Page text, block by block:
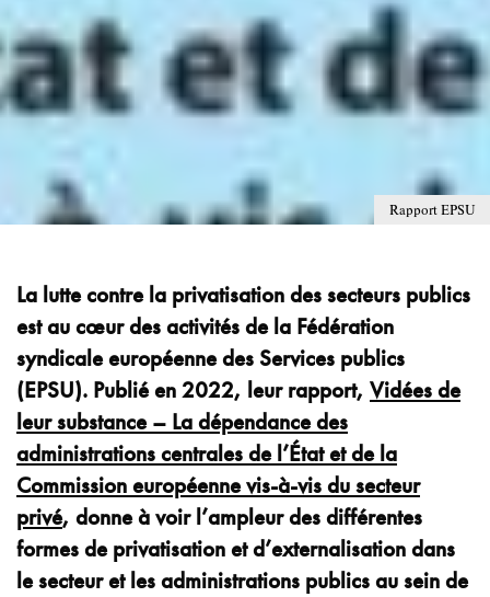
Rapport EPSU
La lutte contre la privatisation des secteurs publics
est au cœur des activités de la Fédération
syndicale européenne des Services publics
(EPSU). Publié en 2022, leur rapport, Vidées de
leur substance – La dépendance des
administrations centrales de l’État et de la
Commission européenne vis-à-vis du secteur
privé, donne à voir l’ampleur des différentes
formes de privatisation et d’externalisation dans
le secteur et les administrations publics au sein de